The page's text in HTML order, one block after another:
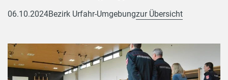
06.10.2024Bezirk Urfahr-Umgebungzur Übersicht